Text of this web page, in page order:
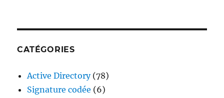
CATÉGORIES
Active Directory(78)
Signature codée (6)